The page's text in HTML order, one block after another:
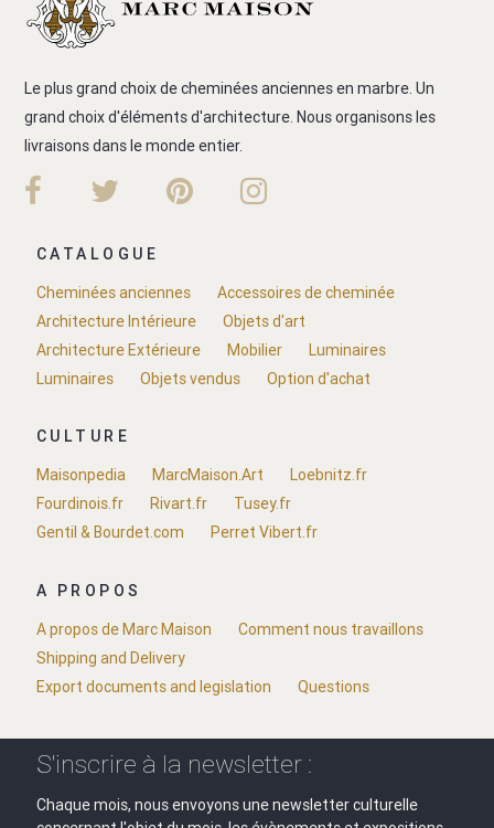
Le plus grand choix de cheminées anciennes en marbre. Un
grand choix d'éléments d'architecture. Nous organisons les
livraisons dans le monde entier.
CATALOGUE
Cheminées anciennes
Accessoires de cheminée
Architecture Intérieure
Objets d'art
Architecture Extérieure
Mobilier
Luminaires
Luminaires
Objets vendus Option d'achat
CULTURE
Maisonpedia
MarcMaison.Art
Loebnitz.fr
Fourdinois.fr
Rivart.fr
Tusey.fr
Gentil & Bourdet.com
Perret Vibert.fr
A PROPOS
A propos de Marc Maison
Comment nous travaillons
Shipping and Delivery
Export documents and legislation
Questions
S'inscrire à la newsletter :
Chaque mois, nous envoyons une newsletter culturelle